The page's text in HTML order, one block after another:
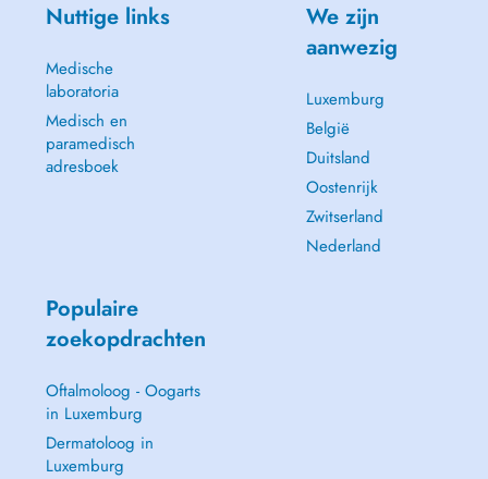
Nuttige links
Medische
laboratoria
Medisch en
paramedisch
adresboek
We zijn
aanwezig
Luxemburg
België
Duitsland
Oostenrijk
Zwitserland
Nederland
Populaire
zoekopdrachten
Oftalmoloog - Oogarts
in Luxemburg
Dermatoloog in
Luxemburg